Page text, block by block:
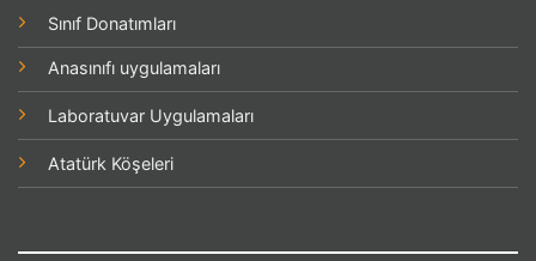
Sınıf Donatımları
Anasınıfı uygulamaları
Laboratuvar Uygulamaları
Atatürk Köşeleri